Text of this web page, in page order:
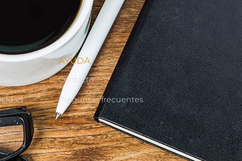
AYUDA
Contacto
Preguntas frecuentes